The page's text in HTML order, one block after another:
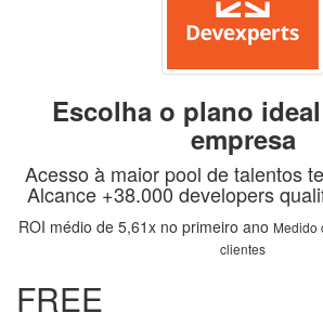
Escolha o plano
empresa
Acesso à maior pool de talentos
Alcance +38.000 developers
ROI médio de 5,61x no primeiro ano Medido
clientes
FREE